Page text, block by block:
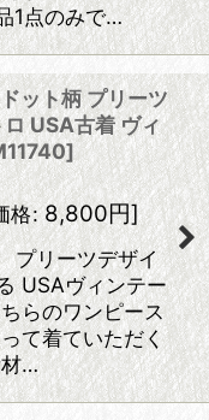
1点のみで…
ット柄 プリーツ
USA古着 ヴィ
]
格: 8,800円]
プリーツデザイ
USAヴィンテー
らのワンピース
て着ていただく
材…